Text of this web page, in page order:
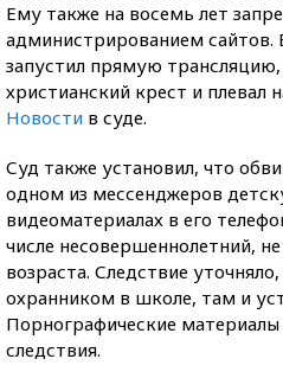
Ему также на восемь лет
администрированием
запустил прямую
христианский крест и плевал
Новости в суде.
Суд также установил, что
одном из мессенджеров
видеоматериалах в его
числе несовершеннолетний,
возраста. Следствие
охранником в школе, там и
Порнографические
следствия.